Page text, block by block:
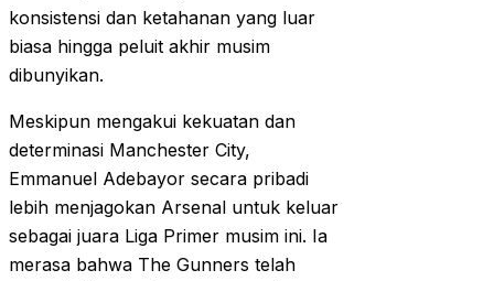
konsistensi dan ketahanan yang luar
biasa hingga peluit akhir musim
dibunyikan.
Meskipun mengakui kekuatan dan
determinasi Manchester City,
Emmanuel Adebayor secara pribadi
lebih menjagokan Arsenal untuk keluar
sebagai juara Liga Primer musim ini. Ia
merasa bahwa The Gunners telah